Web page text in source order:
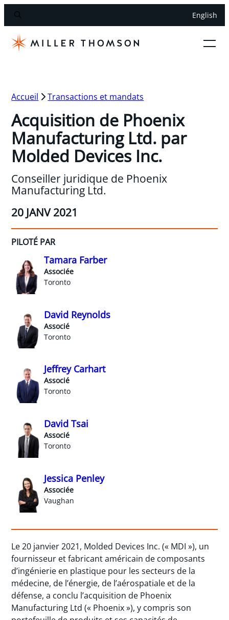
English
Accueil Transactions et mandats
Acquisition de Phoenix
Manufacturing Ltd. par
Molded Devices Inc.
Conseiller juridique de Phoenix
Manufacturing Ltd.
20 JANV 2021
PILOTÉ PAR
Tamara Farber
Associée
Toronto
David Reynolds
Associé
Toronto
Jeffrey Carhart
Associé
Toronto
David Tsai
Associé
Toronto
Jessica Penley
Associée
Vaughan
Le 20 janvier 2021, Molded Devices Inc. (« MDI »), un
fournisseur et fabricant américain de composants
d’ingénierie en plastique pour les secteurs de la
médecine, de l’énergie, de l’aérospatiale et de la
défense, a conclu l’acquisition de Phoenix
Manufacturing Ltd (« Phoenix »), y compris son